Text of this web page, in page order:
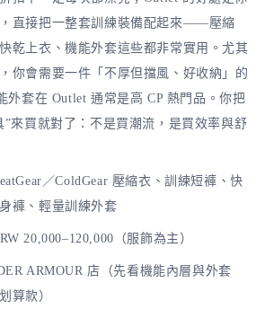
直接把一整套訓練裝備配起來——壓縮
乾上衣、機能外套這些都非常實用。尤其
你會需要一件「不厚但擋風、好收納」的
外套在 Outlet 通常是高 CP 熱門品。你把
”來買就對了：不是買潮流，是買效率與舒
／ColdGear 壓縮衣、訓練短褲、快
褲、輕量訓練外套
20,000–120,000（服飾為主）
ARMOUR 店（先看機能內層與外套
算款）